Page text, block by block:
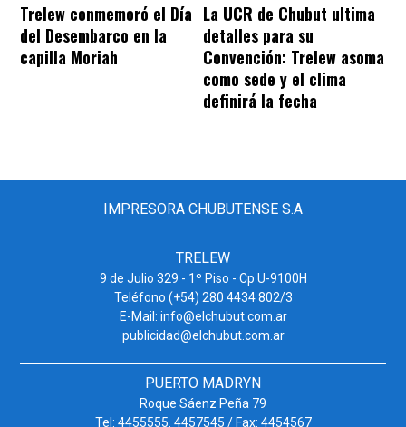
Trelew conmemoró el Día
del Desembarco en la
capilla Moriah
La UCR de Chubut ultima
detalles para su
Convención: Trelew asoma
como sede y el clima
definirá la fecha
IMPRESORA CHUBUTENSE S.A
TRELEW
9 de Julio 329 - 1º Piso - Cp U-9100H
Teléfono (+54) 280 4434 802/3
E-Mail: info@elchubut.com.ar
publicidad@elchubut.com.ar
PUERTO MADRYN
Roque Sáenz Peña 79
Tel: 4455555. 4457545 / Fax: 4454567